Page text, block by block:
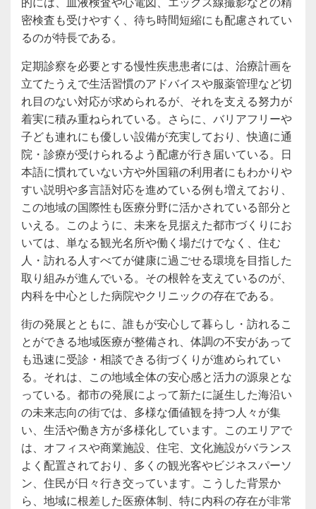
密検査も受けやすく、待ち時間短縮にも配慮されてい
るのが特長である。
定期診察を必要とする慢性疾患患者には、治療計画を
立てたうえで生活習慣のアドバイスや服薬管理など切
れ目のない対応が求められるが、それを支える努力が
着実に積み重ねられている。さらに、バリアフリーや
子ども連れにも優しい設備が充実しており、快適に通
院・診療が受けられるよう配慮が行き届いている。日
本語に慣れていない方や外国籍の利用者にもわかりや
すい説明や多言語対応を進めている例も増えており、
この地域の国際性も医療分野に活かされている部分と
いえる。このように、未来を見据えた都市づくりにお
いては、単なる観光名所や働く場だけでなく、住む
人・訪れる人すべてが健康に過ごせる環境を目指した
取り組みが進んでいる。その根幹を支えているのが、
内科を中心とした病院やクリニックの存在である。
街の発展とともに、誰もが安心して暮らし・訪れるこ
とができる地域医療が整備され、体調の不安があって
も迅速に受診・相談できる街づくりが進められてい
る。それは、この地域全体の安心感と活力の源泉とな
っている。都市の発展によって新たに誕生した海沿い
の未来志向の街では、多様な価値観を持つ人々が集
い、生活や働き方が多様化しています。このエリアで
は、オフィスや商業施設、住宅、文化施設がバランス
よく配置されており、多くの観光客やビジネスパーソ
ン、住民が日々行き交っています。こうした背景か
ら、地域に根差した医療体制、特に内科の存在が非常